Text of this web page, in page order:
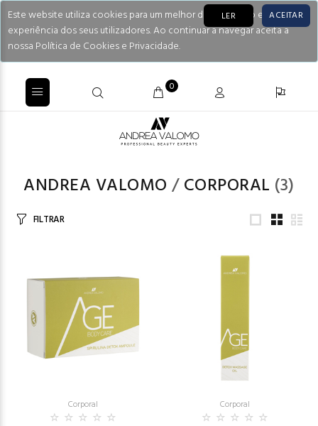
Este website utiliza cookies para um melhor desempenho e
experiência dos seus utilizadores. Ao continuar a navegar aceita a
nossa Política de Cookies e Privacidade.
LER ACEITAR
0
ANDREA VALOMO /CORPORAL (3)
FILTRAR
Corporal Corporal